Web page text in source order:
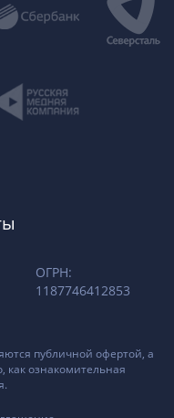
ОГРН:
1187746412853
публичной офертой, а
как ознакомительная